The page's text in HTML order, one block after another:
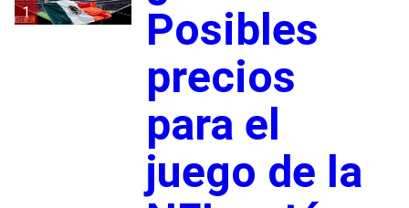
1
Posibles
precios
para el
juego de la